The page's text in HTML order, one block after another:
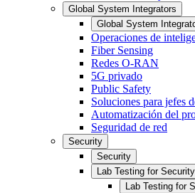
Global System Integrators
Global System
Operaciones de
Fiber Sensing
Redes O-RAN
5G privado
Public Safety
Soluciones para jefes
Automatización del
Seguridad de red
Security
Security
Lab Testing for Security
Lab Testing for